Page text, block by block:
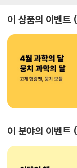
이 상품의 이벤트
이 분야의 이벤트